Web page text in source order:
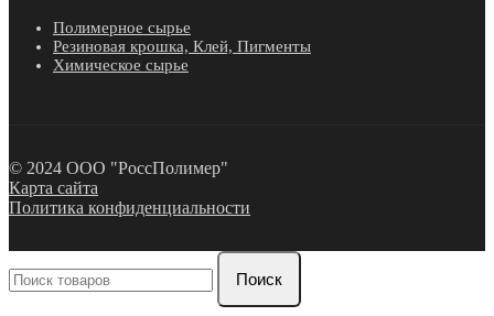
Полимерное сырье
Резиновая крошка, Клей, Пигменты
Химическое сырье
© 2024 ООО "РоссПолимер"
Карта сайта
Политика конфиденциальности
Поиск